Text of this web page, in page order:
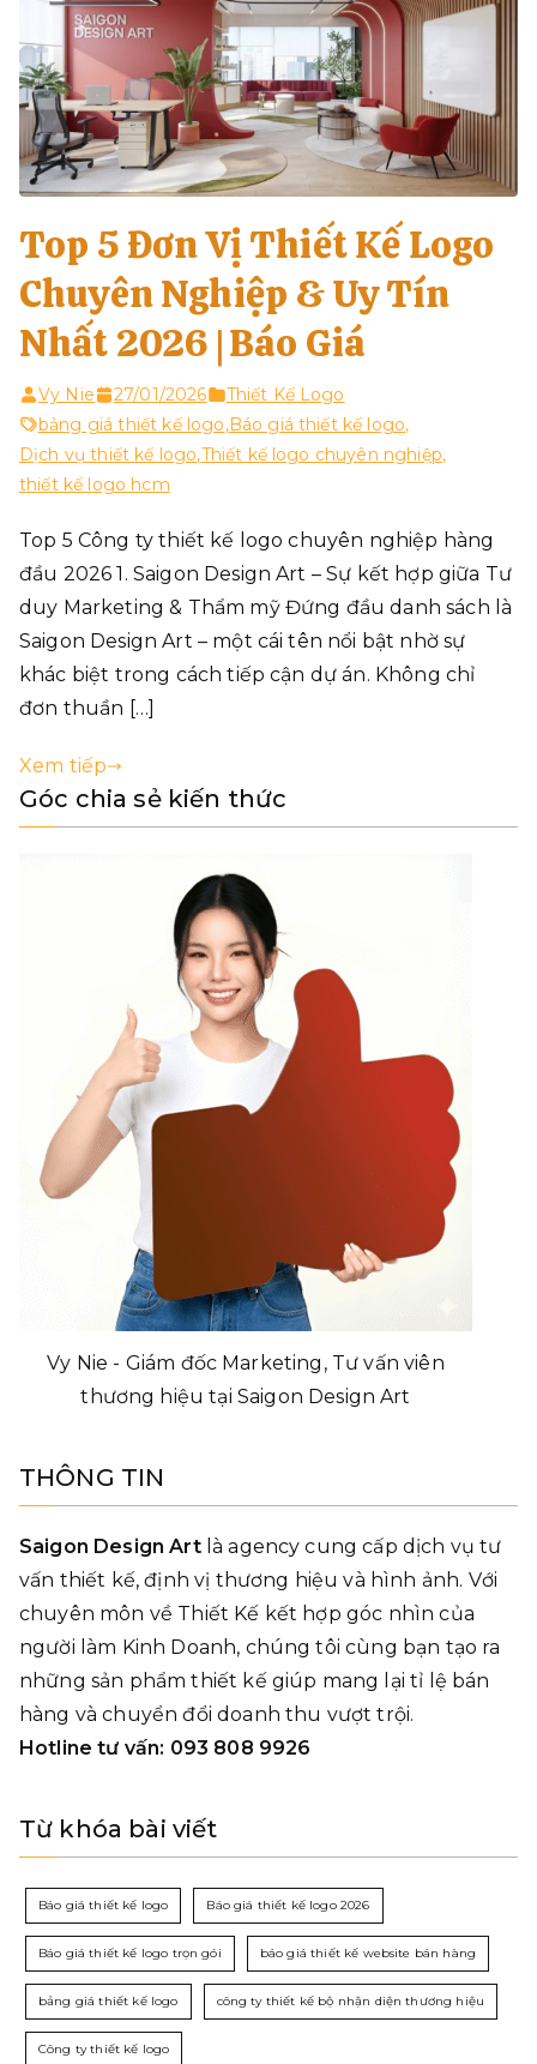
Top 5 Đơn Vị Thiết Kế Logo
Chuyên Nghiệp & Uy Tín
Nhất 2026 | Báo Giá
Vy Nie 27/01/2026
Thiết Kế Logo
bảng giá thiết kế logo,Báo giá thiết kế logo,
Dịch vụ thiết kế logo,Thiết kế logo chuyên nghiệp,
thiết kế logo hcm
Top 5 Công ty thiết kế logo chuyên nghiệp hàng
đầu 2026 1. Saigon Design Art – Sự kết hợp giữa Tư
duy Marketing & Thẩm mỹ Đứng đầu danh sách là
Saigon Design Art – một cái tên nổi bật nhờ sự
khác biệt trong cách tiếp cận dự án. Không chỉ
đơn thuần […]
Xem tiếp
Góc chia sẻ kiến thức
Vy Nie - Giám đốc Marketing, Tư vấn viên
thương hiệu tại Saigon Design Art
THÔNG TIN
Saigon Design Artlà agency cung cấp dịch vụ tư
vấn thiết kế, định vị thương hiệu và hình ảnh. Với
chuyên môn về Thiết Kế kết hợp góc nhìn của
người làm Kinh Doanh, chúng tôi cùng bạn tạo ra
những sản phẩm thiết kế giúp mang lại tỉ lệ bán
hàng và chuyển đổi doanh thu vượt trội.
Hotline tư vấn: 093 808 9926
Từ khóa bài viết
Báo giá thiết kế logo Báo giá thiết kế logo 2026
Báo giá thiết kế logo trọn gói báo giá thiết kế website bán hàng
bảng giá thiết kế logo công ty thiết kế bộ nhận diện thương hiệu
Công ty thiết kế logo